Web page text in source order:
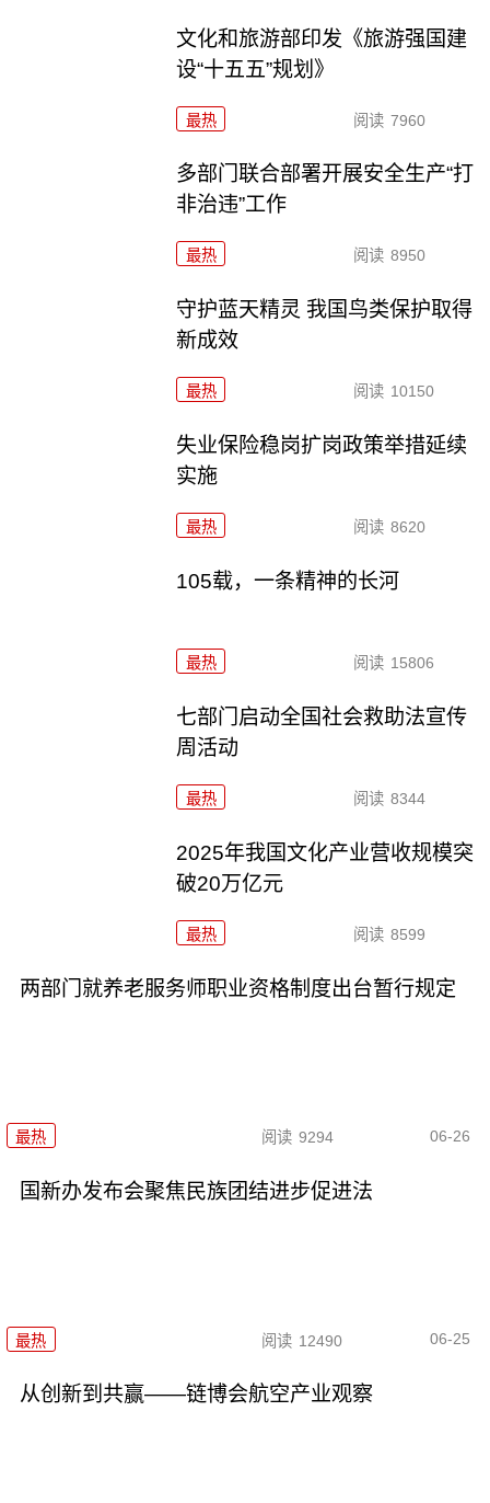
文化和旅游部印发《旅游强国建
设“十五五”规划》
最热 阅读 7960
多部门联合部署开展安全生产“打
非治违”工作
最热 阅读 8950
守护蓝天精灵 我国鸟类保护取得
新成效
最热 阅读 10150
失业保险稳岗扩岗政策举措延续
实施
最热 阅读 8620
105载，一条精神的长河
最热 阅读 15806
七部门启动全国社会救助法宣传
周活动
最热 阅读 8344
2025年我国文化产业营收规模突
破20万亿元
最热 阅读 8599
两部门就养老服务师职业资格制度出台暂行规定
最热 阅读 9294 06-26
国新办发布会聚焦民族团结进步促进法
最热 阅读 12490 06-25
从创新到共赢——链博会航空产业观察